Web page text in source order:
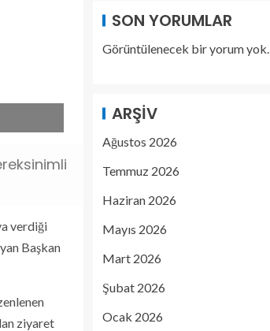
verdiği
Başkan
ziyaret
SON YORUMLAR
Görüntülenecek bir yorum yok.
ARŞIV
Ağustos 2026
Temmuz 2026
Haziran 2026
Mayıs 2026
Mart 2026
Şubat 2026
Ocak 2026